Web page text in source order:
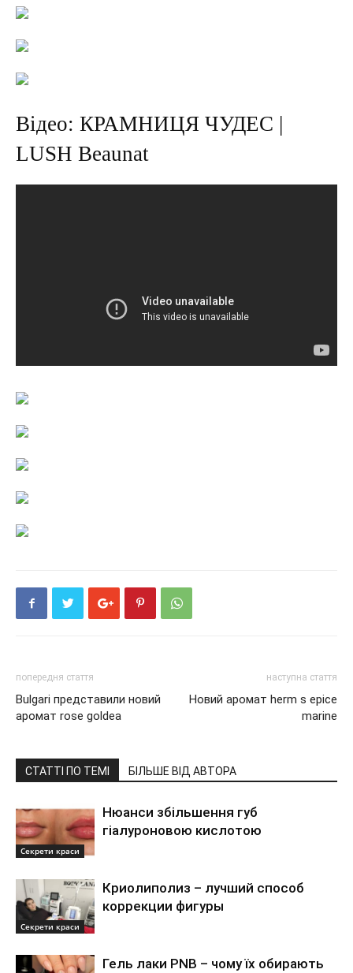
Відео: КРАМНИЦЯ ЧУДЕС |
LUSH Beaunat
попередня стаття
Bulgari представили новий
аромат rose goldea
наступна стаття
Новий аромат herm s epice
marine
СТАТТІ ПО ТЕМІ БІЛЬШЕ ВІД АВТОРА
Секрети краси
Нюанси збільшення губ
гіалуроновою кислотою
Секрети краси
Криолиполиз – лучший способ
коррекции фигуры
Гель лаки PNB – чому їх обирають